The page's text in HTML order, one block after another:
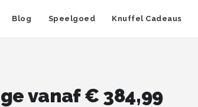
Blog Speelgoed Knuffel Cadeaus
vanaf € 384,99